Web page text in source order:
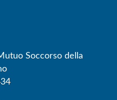
Soccorso della